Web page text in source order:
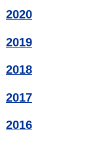
2020
2019
2018
2017
2016